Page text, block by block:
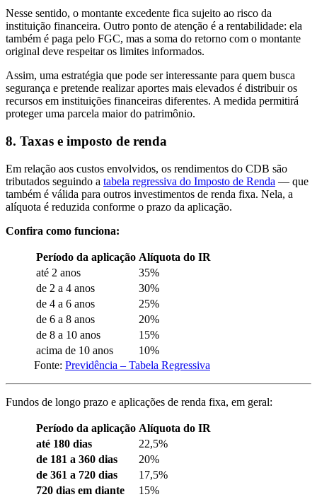
Nesse sentido, o montante excedente fica sujeito ao risco da
instituição financeira. Outro ponto de atenção é a rentabilidade: ela
também é paga pelo FGC, mas a soma do retorno com o montante
original deve respeitar os limites informados.
Assim, uma estratégia que pode ser interessante para quem busca
segurança e pretende realizar aportes mais elevados é distribuir os
recursos em instituições financeiras diferentes. A medida permitirá
proteger uma parcela maior do patrimônio.
8. Taxas e imposto de renda
Em relação aos custos envolvidos, os rendimentos do CDB são
tributados seguindo a tabela regressiva do Imposto de Renda — que
também é válida para outros investimentos de renda fixa. Nela, a
alíquota é reduzida conforme o prazo da aplicação.
Confira como funciona:
Período da aplicação Alíquota do IR
até 2 anos
35%
de 2 a 4 anos
30%
de 4 a 6 anos
25%
de 6 a 8 anos
20%
de 8 a 10 anos
15%
acima de 10 anos
10%
Fonte: Previdência – Tabela Regressiva
Fundos de longo prazo e aplicações de renda fixa, em geral:
Período da aplicação Alíquota do IR
até 180 dias
22,5%
de 181 a 360 dias
20%
de 361 a 720 dias
17,5%
720 dias em diante
15%